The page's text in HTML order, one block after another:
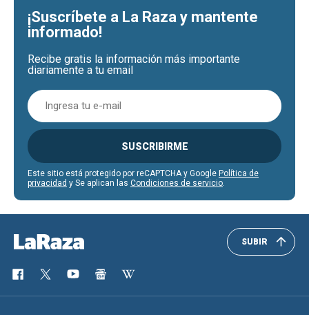
¡Suscríbete a La Raza y mantente
informado!
Recibe gratis la información más importante
diariamente a tu email
SUSCRIBIRME
Este sitio está protegido por reCAPTCHA y Google Política de
privacidad y Se aplican las Condiciones de servicio.
SUBIR